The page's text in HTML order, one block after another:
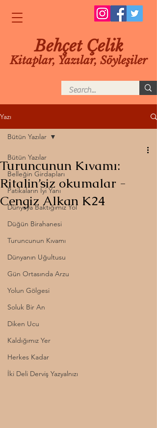
Behçet Çelik
Kitaplar, Yazılar, Söyleşiler
Yazı
Bütün Yazılar
Belleğin Girdapları
Patikaların İyi Yanı
Dünyaya Baktığımız Yol
Düğün Birahanesi
Turuncunun Kıvamı
Dünyanın Uğultusu
Gün Ortasında Arzu
Yolun Gölgesi
Soluk Bir An
Diken Ucu
Kaldığımız Yer
Herkes Kadar
İki Deli Derviş Yazyalnızı
Bütün Yazılar
Turuncunun Kıvamı:
Ritalin’siz okumalar -
Cengiz Alkan K24